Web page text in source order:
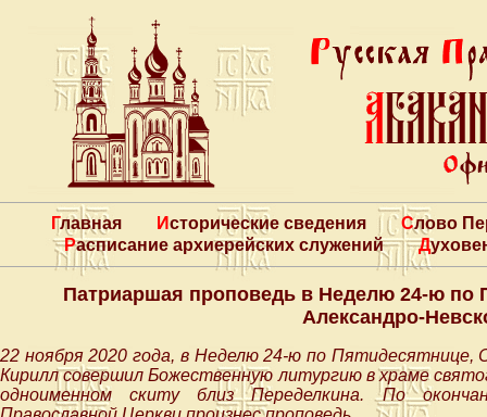
Главная Исторические сведения
Слово
Расписание архиерейских служений
Патриаршая проповедь в Неделю 24-ю по
Александро-
22 ноября 2020 года, в Неделю 24-ю по Пятидесятнице,
Кирилл совершил Божественную литургию в храме
одноименном скиту близ Переделкина. По